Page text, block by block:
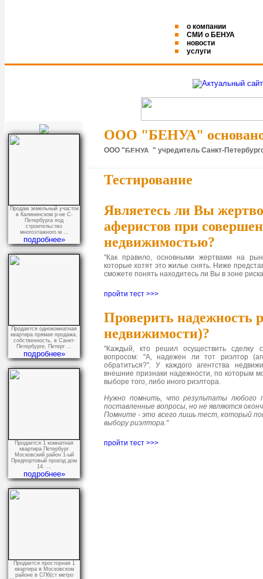
о компании
СМИ о БЕНУА
новости
услуги
Продам земельный участок
в Калининском р-не С-
Петербурга под
строительство
многоэтажного м ...
подробнее»
Продается однокомнатная
квартира прямая продажа,
собственность, в Санкт-
Петербурге, Петерг ...
подробнее»
Продается 1 комнатная
квартира Петербург
Московский район 1-ый
Предпортовый проезд дом
14. ...
подробнее»
Продается просторная 1
квартира в Московском
районе в СПб(ст метро
ООО "БЕНУА" основано
ООО " " учредитель Санкт-
Тестирование
Являетесь ли Вы
аферистов при
недвижимостью?
"Как правило, основными жертвами на
которые хотят это жилье снять. Ниже
сможете понять находитесь ли Вы в зоне
пройти тест >>>
Проверить надежность
недвижимости)?
"Каждый, кто решил осуществить сделку
вопросом: "А, надежен ли тот риэлтор
обратиться?". У каждого агентства
внешние признаки надежности, по которым
выборе того, либо иного риэлтора.
Нужно помнить, что результаты
поставленные вопросы, но не являются
Помните - это всего лишь тест, который
выбору риэлтора."
пройти тест >>>